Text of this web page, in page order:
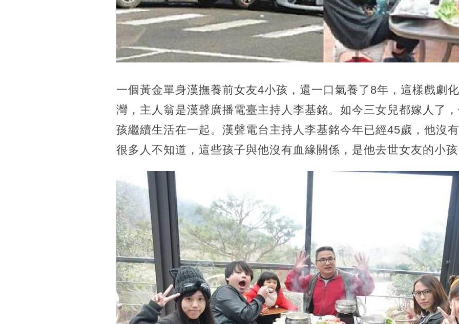
一個黃金單身漢撫養前女友4小孩，還一口氣養了8年，這樣戲劇
灣，主人翁是漢聲廣播電臺主持人李基銘。如今三女兒都嫁人了
孩繼續生活在一起。漢聲電台主持人李基銘今年已經45歲，他沒
很多人不知道，這些孩子與他沒有血緣關係，是他去世女友的小